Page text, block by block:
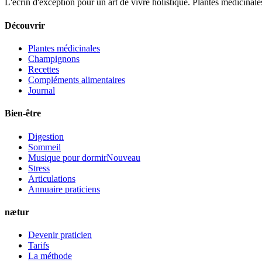
L'écrin d'exception pour un art de vivre holistique. Plantes
Découvrir
Plantes médicinales
Champignons
Recettes
Compléments alimentaires
Journal
Bien-être
Digestion
Sommeil
Musique pour dormirNouveau
Stress
Articulations
Annuaire praticiens
nætur
Devenir praticien
Tarifs
La méthode